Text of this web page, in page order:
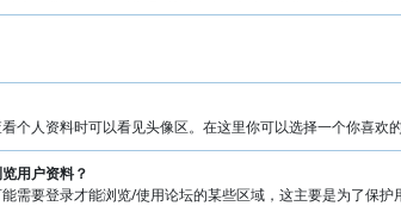
个人资料时可以看见头像区。在这里你可以选择一个你喜欢
用户资料？
需要登录才能浏览/使用论坛的某些区域，这主要是为了保护